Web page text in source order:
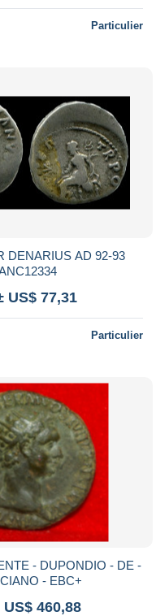
Particulier
DENARIUS AD 92-93
US$ 77,31
Particulier
DOMICIANO - EBC+
US$ 460,88